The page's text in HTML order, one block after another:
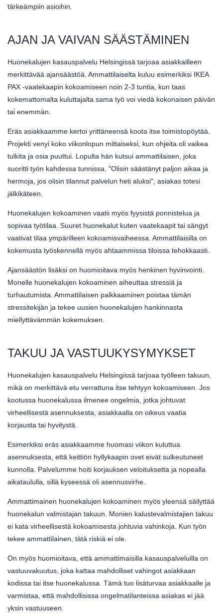
tärkeämpiin asioihin.
AJAN JA VAIVAN SÄÄSTÄMINEN
Huonekalujen kasauspalvelu Helsingissä tarjoaa asiakkailleen
merkittävää ajansäästöä. Ammattilaiselta kuluu esimerkiksi IKEA
PAX -vaatekaapin kokoamiseen noin 2-3 tuntia, kun taas
kokemattomalta kuluttajalta sama työ voi viedä kokonaisen päivän
tai enemmän.
Eräs asiakkaamme kertoi yrittäneensä koota itse toimistopöytää.
Projekti venyi koko viikonlopun mittaiseksi, kun ohjeita oli vaikea
tulkita ja osia puuttui. Lopulta hän kutsui ammattilaisen, joka
suoritti työn kahdessa tunnissa. "Olisin säästänyt paljon aikaa ja
hermoja, jos olisin tilannut palvelun heti aluksi", asiakas totesi
jälkikäteen.
Huonekalujen kokoaminen vaatii myös fyysistä ponnistelua ja
sopivaa työtilaa. Suuret huonekalut kuten vaatekaapit tai sängyt
vaativat tilaa ympärilleen kokoamisvaiheessa. Ammattilaisilla on
kokemusta työskennellä myös ahtaammissa tiloissa tehokkaasti.
Ajansäästön lisäksi on huomioitava myös henkinen hyvinvointi.
Monelle huonekalujen kokoaminen aiheuttaa stressiä ja
turhautumista. Ammattilaisen palkkaaminen poistaa tämän
stressitekijän ja tekee uusien huonekalujen hankinnasta
miellyttävämmän kokemuksen.
TAKUU JA VASTUUKYSYMYKSET
Huonekalujen kasauspalvelu Helsingissä tarjoaa työlleen takuun,
mikä on merkittävä etu verrattuna itse tehtyyn kokoamiseen. Jos
kootussa huonekalussa ilmenee ongelmia, jotka johtuvat
virheellisestä asennuksesta, asiakkaalla on oikeus vaatia
korjausta tai hyvitystä.
Esimerkiksi eräs asiakkaamme huomasi viikon kuluttua
asennuksesta, että keittiön hyllykaapin ovet eivät sulkeutuneet
kunnolla. Palvelumme hoiti korjauksen veloituksetta ja nopealla
aikataululla, sillä kyseessä oli asennusvirhe.
Ammattimainen huonekalujen kokoaminen myös yleensä säilyttää
huonekalun valmistajan takuun. Monien kalustevalmistajien takuu
ei kata virheellisestä kokoamisesta johtuvia vahinkoja. Kun työn
tekee ammattilainen, tätä riskiä ei ole.
On myös huomioitava, että ammattimaisilla kasauspalveluilla on
vastuuvakuutus, joka kattaa mahdolliset vahingot asiakkaan
kodissa tai itse huonekalussa. Tämä tuo lisäturvaa asiakkaalle ja
varmistaa, että mahdollisissa ongelmatilanteissa asiakas ei jää
yksin vastuuseen.